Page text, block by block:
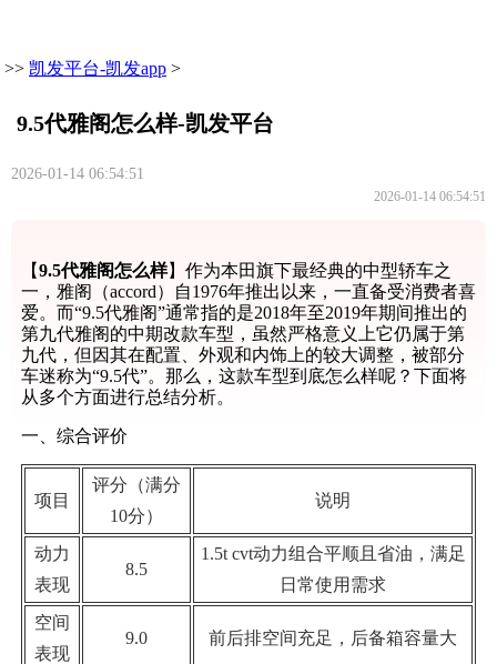
>> 凯发平台-凯发app >
9.5代雅阁怎么样-凯发平台
2026-01-14 06:54:51
2026-01-14 06:54:51
【9.5代雅阁怎么样】作为本田旗下最经典的中型轿车之
一，雅阁（accord）自1976年推出以来，一直备受消费者喜
爱。而“9.5代雅阁”通常指的是2018年至2019年期间推出的
第九代雅阁的中期改款车型，虽然严格意义上它仍属于第
九代，但因其在配置、外观和内饰上的较大调整，被部分
车迷称为“9.5代”。那么，这款车型到底怎么样呢？下面将
从多个方面进行总结分析。
一、综合评价
项目
评分（满分
10分）
说明
动力
表现
8.5
1.5t cvt动力组合平顺且省油，满足
日常使用需求
空间
表现
9.0 前后排空间充足，后备箱容量大